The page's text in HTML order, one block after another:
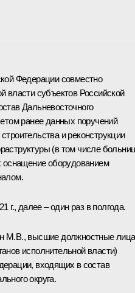
Федерации совместно
власти субъектов Российской
Дальневосточного
ранее данных поручений
и реконструкции
(в том числе
оснащение оборудованием
г., далее – один раз в полгода.
М.В., высшие должностные лица
исполнительной власти)
входящих в состав
округа.